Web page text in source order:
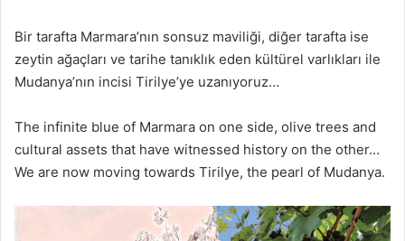
Bir tarafta Marmara’nın sonsuz maviliği, diğer tarafta ise
zeytin ağaçları ve tarihe tanıklık eden kültürel varlıkları ile
Mudanya’nın incisi Tirilye’ye uzanıyoruz…
The infinite blue of Marmara on one side, olive trees and
cultural assets that have witnessed history on the other…
We are now moving towards Tirilye, the pearl of Mudanya.